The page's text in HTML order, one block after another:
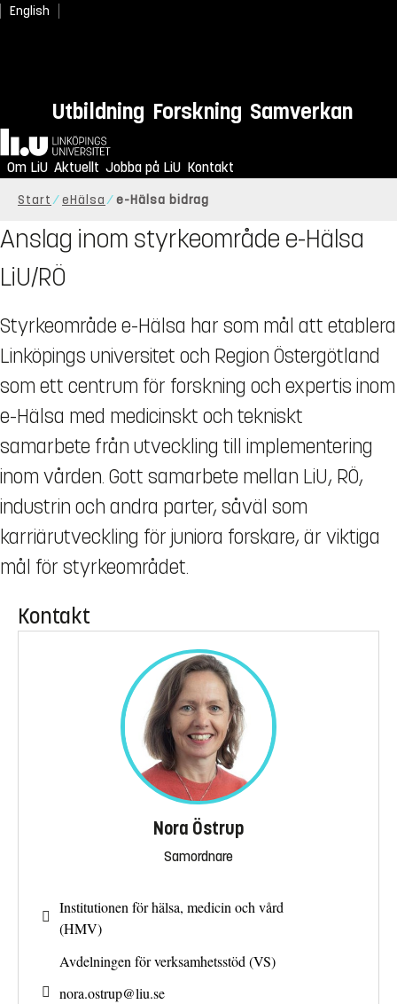
English
Utbildning Forskning Samverkan
Hem
Om LiU Aktuellt Jobba på LiU Kontakt
Start eHälsa e-Hälsa bidrag
Anslag inom styrkeområde e-Hälsa
LiU/RÖ
Styrkeområde e-Hälsa har som mål att etablera
Linköpings universitet och Region Östergötland
som ett centrum för forskning och expertis inom
e-Hälsa med medicinskt och tekniskt
samarbete från utveckling till implementering
inom vården. Gott samarbete mellan LiU, RÖ,
industrin och andra parter, såväl som
karriärutveckling för juniora forskare, är viktiga
mål för styrkeområdet.
Kontakt
Nora Östrup
Samordnare
Institutionen för hälsa, medicin och vård
(HMV)
Avdelningen för verksamhetsstöd (VS)
nora.ostrup@liu.se